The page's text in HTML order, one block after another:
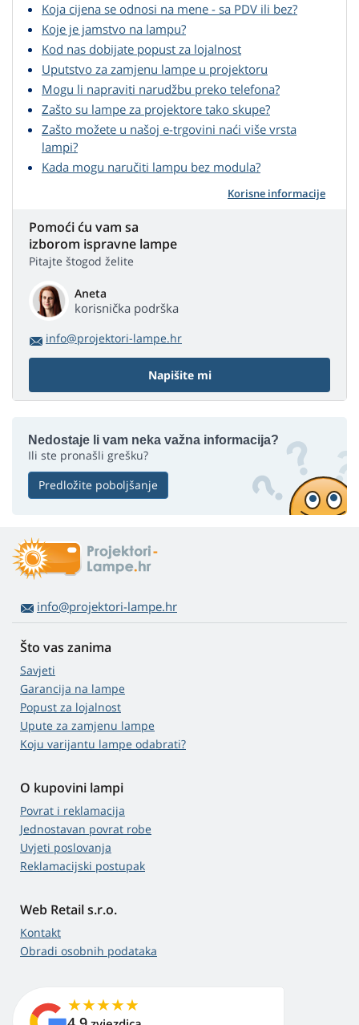
Koja cijena se odnosi na mene - sa PDV ili bez?
Koje je jamstvo na lampu?
Kod nas dobijate popust za lojalnost
Uputstvo za zamjenu lampe u projektoru
Mogu li napraviti narudžbu preko telefona?
Zašto su lampe za projektore tako skupe?
Zašto možete u našoj e-trgovini naći više vrsta
lampi?
Kada mogu naručiti lampu bez modula?
Korisne informacije
Pomoći ću vam sa
izborom ispravne lampe
Pitajte štogod želite
Aneta
korisnička podrška
info@projektori-lampe.hr
Napišite mi
Nedostaje li vam neka važna informacija?
Ili ste pronašli grešku?
Predložite poboljšanje
info@projektori-lampe.hr
Što vas zanima
Savjeti
Garancija na lampe
Popust za lojalnost
Upute za zamjenu lampe
Koju varijantu lampe odabrati?
O kupovini lampi
Povrat i reklamacija
Jednostavan povrat robe
Uvjeti poslovanja
Reklamacijski postupak
Web Retail s.r.o.
Kontakt
Obradi osobnih podataka